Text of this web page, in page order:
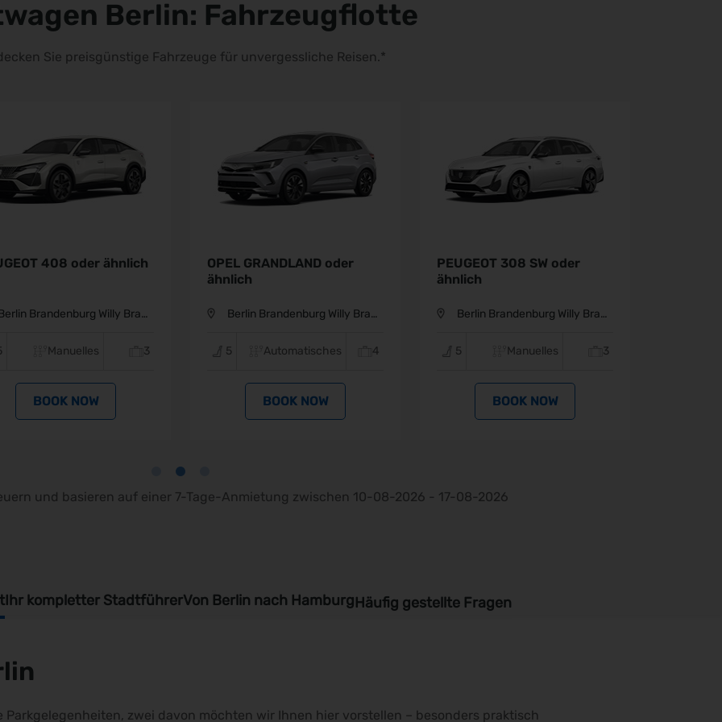
Berlin: Fahrzeugflotte
Sie preisgünstige Fahrzeuge für unvergessliche Reisen.*
OPEL GRANDLAND oder
Berlin Brandenburg Willy Brandt Flughafen BER
5 Automatisches
BOOK NOW
PEUGEOT 308 SW oder
Berlin Brandenburg Willy Brandt Flughafen BER
5 Manuelles
BOOK NOW
NISSAN QASHQAI oder
Berlin Brandenburg Willy Brandt Flughafen BER
5 Manuelles
BOOK NOW
und basieren auf einer 7-Tage-Anmietung zwischen 10-08-2026 - 17-08-2026
Ihr kompletter StadtführerVon Berlin nach HamburgHäufig gestellte Fragen
Parkgelegenheiten, zwei davon möchten wir Ihnen hier vorstellen – besonders praktisch